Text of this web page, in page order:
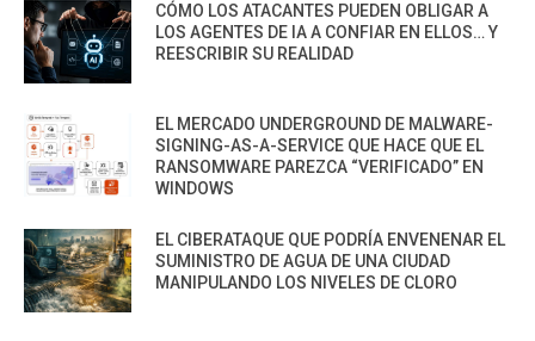
CÓMO LOS ATACANTES PUEDEN OBLIGAR A
LOS AGENTES DE IA A CONFIAR EN ELLOS… Y
REESCRIBIR SU REALIDAD
EL MERCADO UNDERGROUND DE MALWARE-
SIGNING-AS-A-SERVICE QUE HACE QUE EL
RANSOMWARE PAREZCA “VERIFICADO” EN
WINDOWS
EL CIBERATAQUE QUE PODRÍA ENVENENAR EL
SUMINISTRO DE AGUA DE UNA CIUDAD
MANIPULANDO LOS NIVELES DE CLORO